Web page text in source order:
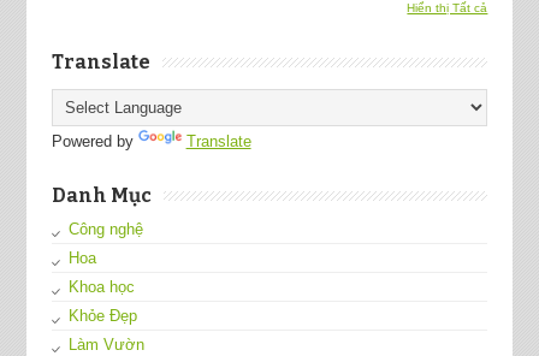
Hiển thị Tất cả
Translate
Powered by Translate
Danh Mục
Công nghệ
Hoa
Khoa học
Khỏe Đẹp
Làm Vườn